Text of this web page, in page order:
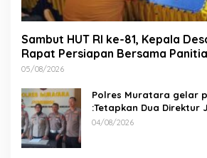
Sambut HUT RI ke-81, Kepala
Rapat Persiapan Bersama Panitia
05/08/2026
Polres Muratara gelar
:Tetapkan Dua Direktur
Kecelakaan Maut antara
04/08/2026